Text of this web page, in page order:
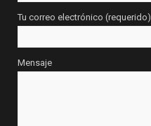
Tu correo electrónico (requerido)
Mensaje